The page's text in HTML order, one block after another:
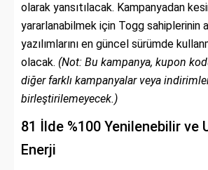
olarak yansıtılacak. Kampanyadan
yararlanabilmek için Togg sahiplerinin
yazılımlarını en güncel sürümde
olacak. (Not: Bu kampanya, kupon
diğer farklı kampanyalar veya
birleştirilemeyecek.)
81 İlde %100 Yenilenebilir ve
Enerji